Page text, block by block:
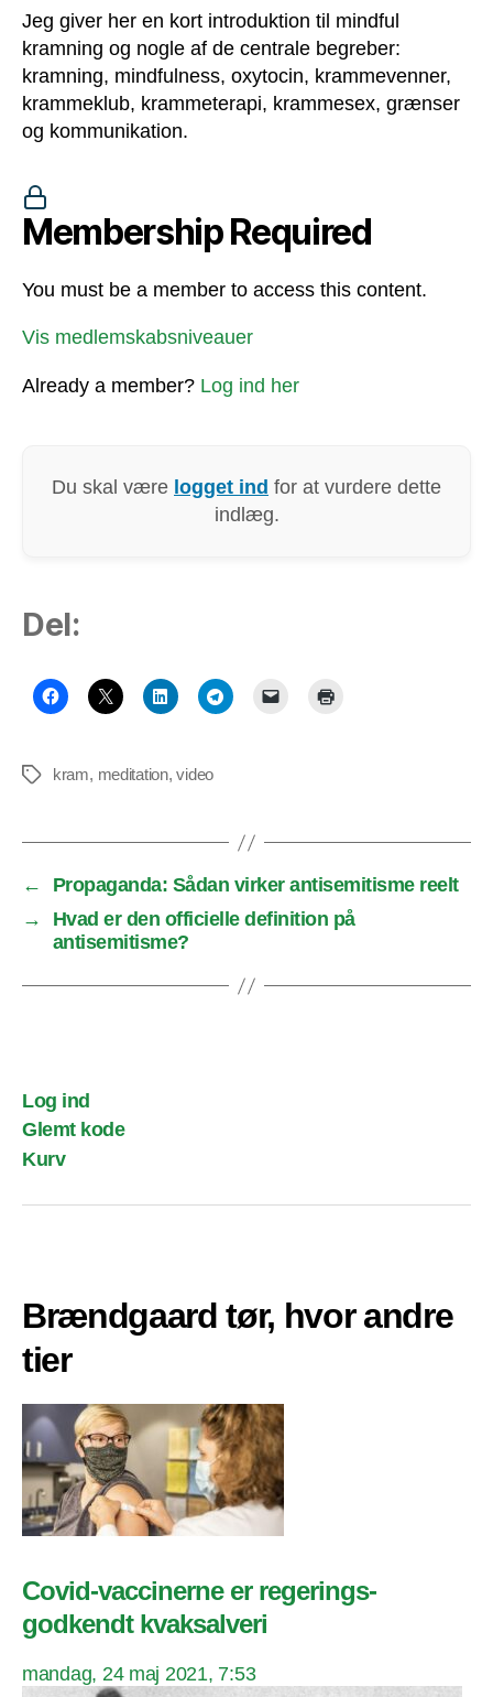
Jeg giver her en kort introduktion til mindful
kramning og nogle af de centrale begreber:
kramning, mindfulness, oxytocin, krammevenner,
krammeklub, krammeterapi, krammesex, grænser
og kommunikation.
Membership Required
You must be a member to access this content.
Vis medlemskabsniveauer
Already a member? Log ind her
Du skal være logget ind for at vurdere dette
indlæg.
Del:
Tags kram, meditation,video
←
Propaganda: Sådan virker antisemitisme reelt
→
Hvad er den officielle definition på
antisemitisme?
Log ind
Glemt kode
Kurv
Brændgaard tør, hvor andre
tier
Covid-vaccinerne er regerings-
godkendt kvaksalveri
mandag, 24 maj 2021, 7:53